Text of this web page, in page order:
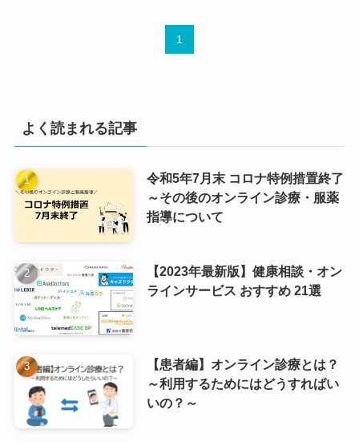
1
よく読まれる記事
令和5年7月末 コロナ特例措置終了
～その後のオンライン診療・服薬
指導について
【2023年最新版】健康相談・オン
ラインサービス おすすめ 21選
【患者編】オンライン診療とは？
～利用するためにはどうすればい
いの？～